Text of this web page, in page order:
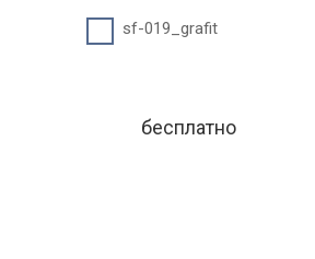
sf-019_grafit
бесплатно